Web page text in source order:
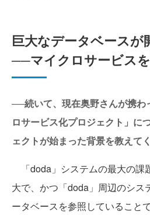
巨大なデータベースが
──マイクロサービス
──続いて、現在奥野さんが携わ
ロサービス化プロジェクト」に
ェクトが始まった背景を教えて
「doda」システムの最大の課
大で、かつ「doda」周辺のシス
ータベースを参照していること